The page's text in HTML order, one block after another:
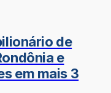
de
e
em mais 3